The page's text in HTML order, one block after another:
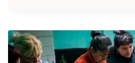
PARA
QUIÉNES?